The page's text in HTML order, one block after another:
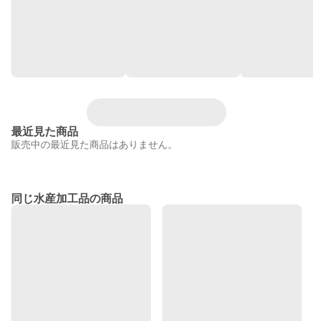
最近見た商品
販売中の最近見た商品はありません。
同じ水産加工品の商品